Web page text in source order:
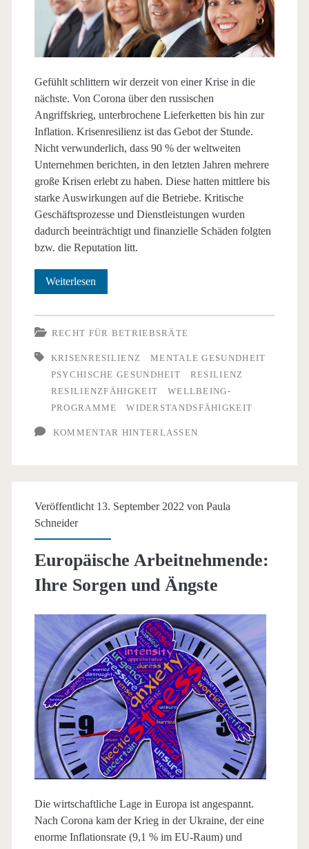
Gefühlt schlittern wir derzeit von einer Krise in die
nächste. Von Corona über den russischen
Angriffskrieg, unterbrochene Lieferketten bis hin zur
Inflation. Krisenresilienz ist das Gebot der Stunde.
Nicht verwunderlich, dass 90 % der weltweiten
Unternehmen berichten, in den letzten Jahren mehrere
große Krisen erlebt zu haben. Diese hatten mittlere bis
starke Auswirkungen auf die Betriebe. Kritische
Geschäftsprozesse und Dienstleistungen wurden
dadurch beeinträchtigt und finanzielle Schäden folgten
bzw. die Reputation litt.
Weiterlesen
stabil
und
belastbar
in
unsicheren
RECHT FÜR BETRIEBSRÄTE
KRISENRESILIENZ
MENTALE GESUNDHEIT
PSYCHISCHE GESUNDHEIT
RESILIENZ
RESILIENZFÄHIGKEIT
WELLBEING-
PROGRAMME
WIDERSTANDSFÄHIGKEIT
KOMMENTAR HINTERLASSEN
Veröffentlicht 13. September 2022 von Paula
Schneider
Europäische Arbeitnehmende:
Ihre Sorgen und Ängste
Die wirtschaftliche Lage in Europa ist angespannt.
Nach Corona kam der Krieg in der Ukraine, der eine
enorme Inflationsrate (9,1 % im EU-Raum) und